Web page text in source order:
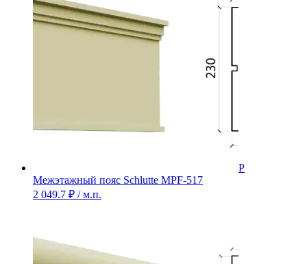
Межэтажный пояс Schlutte MPF-517
2 049.7 ₽ / м.п.